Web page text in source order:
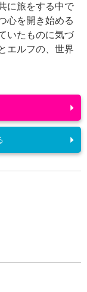
に旅をする中で
心を開き始める
いたものに気づ
エルフの、世界